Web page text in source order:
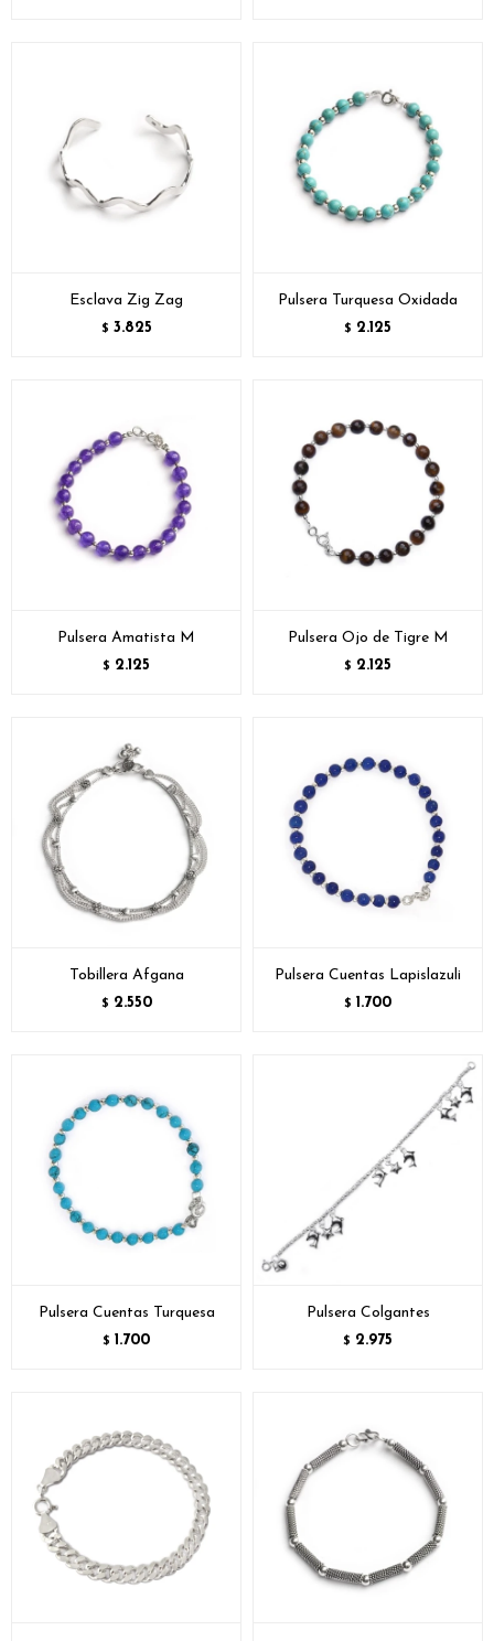
Esclava Zig Zag
$ 3.825
Pulsera Turquesa Oxidada
$ 2.125
Pulsera Amatista M
$ 2.125
Pulsera Ojo de Tigre M
$ 2.125
Tobillera Afgana
$ 2.550
Pulsera Cuentas Lapislazuli
$ 1.700
Pulsera Cuentas Turquesa
$ 1.700
Pulsera Colgantes
$ 2.975